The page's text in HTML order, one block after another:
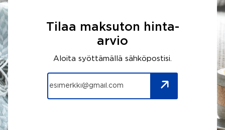
Tilaa maksuton hinta-
arvio
Aloita syöttämällä sähköpostisi.